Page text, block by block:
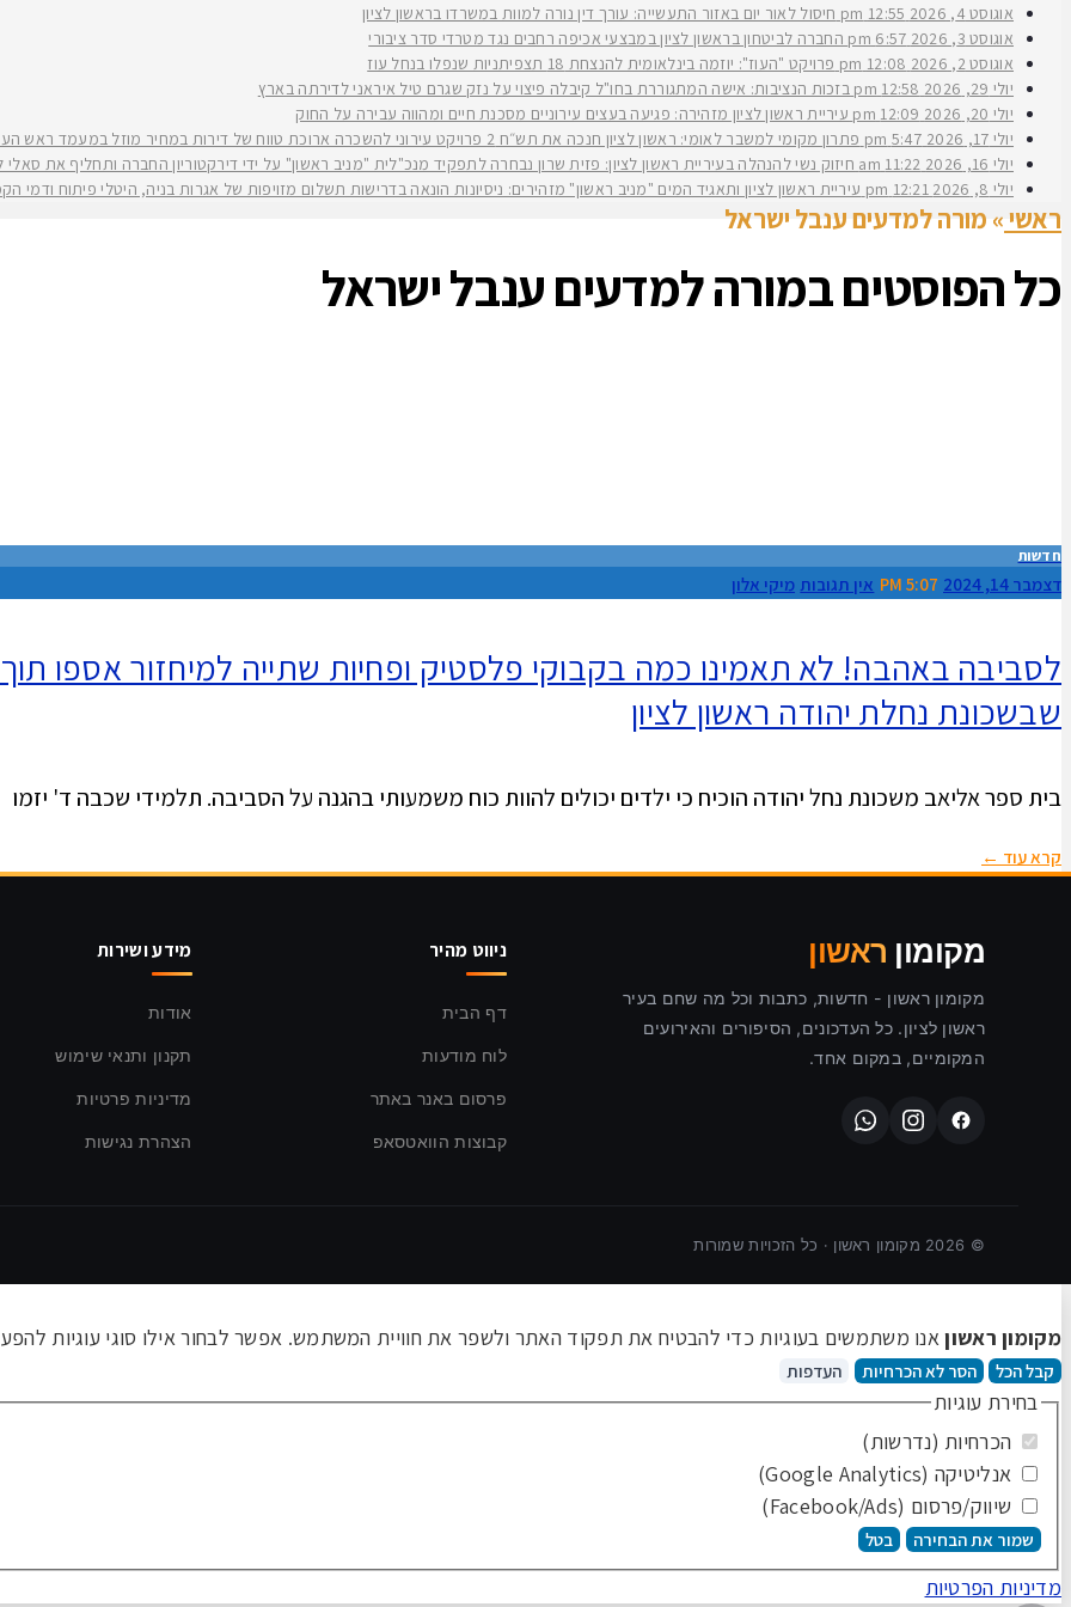
אוגוסט 4, 2026
12:55 pm
חיסול לאור יום באזור התעשייה: עורך דין נורה למוות במשרדו בראשון לציון
אוגוסט 3, 2026
6:57 pm
החברה לביטחון בראשון לציון במבצעי אכיפה רחבים נגד מטרדי סדר ציבורי
אוגוסט 2, 2026
12:08 pm
פרויקט "העוז": יוזמה בינלאומית להנצחת 18 תצפיתניות שנפלו בנחל עוז
יולי 29, 2026
12:58 pm
בזכות הנציבות: אישה המתגוררת בחו"ל קיבלה פיצוי על נזק שגרם טיל איראני לדירתה בארץ
יולי 20, 2026
12:09 pm
עיריית ראשון לציון מזהירה: פגיעה בעצים עירוניים מסכנת חיים ומהווה עבירה על החוק
יולי 17, 2026
5:47 pm
פתרון מקומי למשבר לאומי: ראשון לציון חנכה את תש״ח 2 פרויקט עירוני להשכרה ארוכת טווח של דירות במחיר מוזל במעמד ראש העירייה רז קינסטליך
יולי 16, 2026
11:22 am
חיזוק נשי להנהלה בעיריית ראשון לציון: פזית שרון נבחרה לתפקיד מנכ"לית "מניב ראשון" על ידי דירקטוריון החברה ותחליף את סאלי לוי שפורשת
יולי 8, 2026
12:21 pm עיריית ראשון לציון ותאגיד המים "מניב ראשון" מזהירים: ניסיונות הונאה בדרישות תשלום מזויפות של אגרות בניה, היטלי פיתוח
ראשי» מורה למדעים ענבל ישראל
כל הפוסטים במורה למדעים ענבל ישראל
חדשות
דצמבר 14, 2024 5:07 PM אין תגובות מיקי אלון
לסביבה באהבה! לא תאמינו כמה בקבוקי פלסטיק ופחיות שתייה למיחזור אספו
שבשכונת נחלת יהודה ראשון לציון
בית ספר אליאב משכונת נחל יהודה הוכיח כי ילדים יכולים להוות כוח משמעותי בהגנה על הסביבה. תלמידי שכבה ד' יזמו
קרא עוד ←
מקומון ראשון
מקומון ראשון - חדשות, כתבות וכל מה שחם בעיר
ראשון לציון. כל העדכונים, הסיפורים והאירועים
המקומיים, במקום אחד.
ניווט מהיר
דף הבית
לוח מודעות
פרסום באנר באתר
קבוצות הוואטסאפ
מידע ושירות
אודות
תקנון ותנאי שימוש
מדיניות פרטיות
הצהרת נגישות
©
2026 מקומון ראשון · כל הזכויות שמורות
מקומון ראשוןאנו משתמשים בעוגיות כדי להבטיח את תפקוד האתר ולשפר את חוויית המשתמש. אפשר לבחור אילו סוגי עוגיות
קבל הכל הסר לא הכרחיות העדפות
בחירת עוגיות
הכרחיות (נדרשות)
אנליטיקה (Google Analytics)
שיווק/פרסום (Facebook/Ads)
שמור את הבחירה בטל
מדיניות הפרטיות